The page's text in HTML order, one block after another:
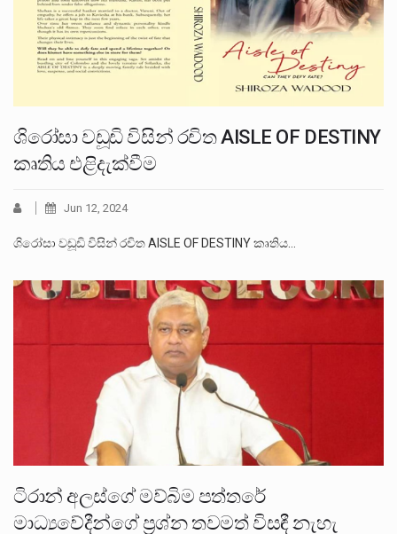
ශිරෝසා වඩූඩි විසින් රචිත AISLE OF DESTINY
කෘතිය එළිදැක්වීම
Jun 12, 2024
ශිරෝසා වඩූඩි විසින් රචිත AISLE OF DESTINY කෘතිය…
ටිරාන් අලස්ගේ මව්බිම පත්තරේ
මාධ්‍යවේදීන්ගේ ප්‍රශ්න තවමත් විසඳී නැහැ